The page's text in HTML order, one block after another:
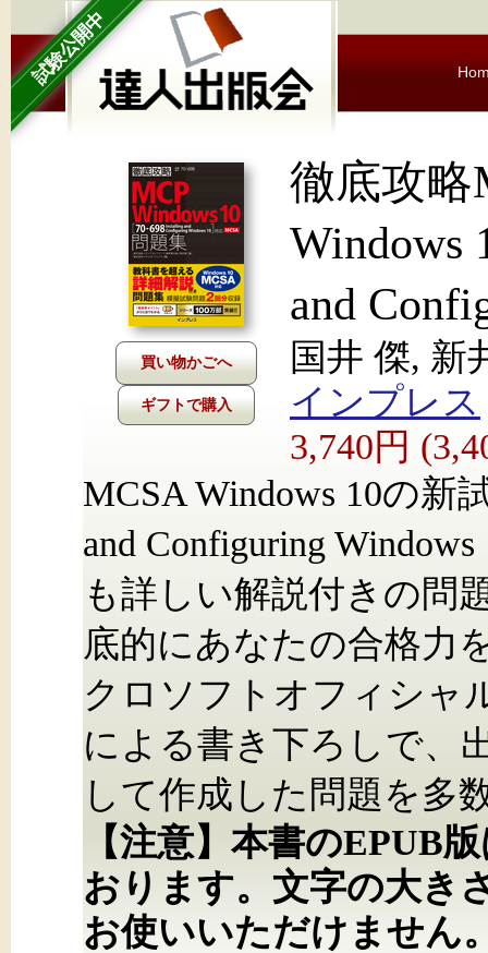
試験公開中
ギフトで購入
徹底攻略
Windows
and
国井 傑, 新
インプレス
3,740円
MCSA Windows 10の新
and Configuring
も詳しい解説付きの問
底的にあなたの合格力
クロソフトオフィシャ
による書き下ろしで、
して作成した問題を多
【注意】本書のEPUB
おります。文字の大き
お使いいただけません